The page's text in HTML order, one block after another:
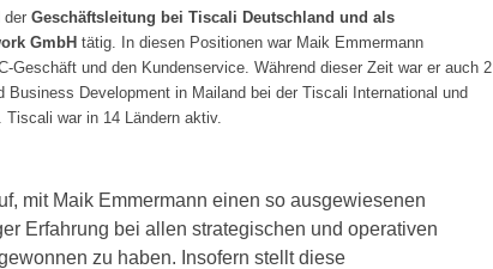
der Geschäftsleitung bei Tiscali Deutschland und als
GmbH tätig. In diesen Positionen war Maik Emmermann
Geschäft und den Kundenservice. Während dieser Zeit war er auch 2
Business Development in Mailand bei der Tiscali International und
war in 14 Ländern aktiv.
mit Maik Emmermann einen so ausgewiesenen
Erfahrung bei allen strategischen und operativen
zu haben. Insofern stellt diese